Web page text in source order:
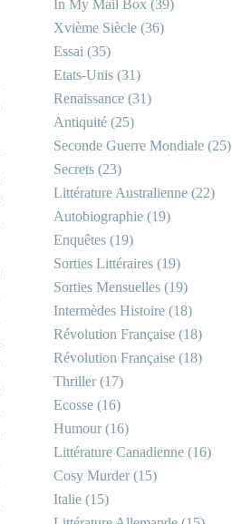
In My Mail Box (39)
Xvième Siècle (36)
Essai (35)
Etats-Unis (31)
Renaissance (31)
Antiquité (25)
Seconde Guerre Mondiale (25)
Secrets (23)
Littérature Australienne (22)
Autobiographie (19)
Enquêtes (19)
Sorties Littéraires (19)
Sorties Mensuelles (19)
Intermèdes Histoire (18)
Révolution Française (18)
Révolution Française (18)
Thriller(17)
Ecosse (16)
Humour(16)
Littérature Canadienne (16)
Cosy Murder(15)
Italie (15)